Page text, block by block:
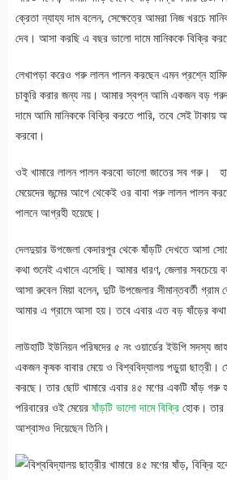
ক্রেতা ন্যায্য দাম বলেন, সেক্ষেত্রে আমরা নিজ খরচে
দেব। আসা করছি এ বছর ভালো দামে মানিককে বিক্রি
লেখাপড়া করেও গরু লালন পালন করছেন এমন প্রশ্নে
চাকুরি করার জন্য নয়। আমার স্বপ্ন আমি একজন বড়
দামে আমি মানিককে বিক্রি করতে পারি, তবে সেই টাকায়
করবো।
ওই খামারে লালন পালন করবো ভালো জাতের সব গরু।
মেয়েদের জন্মের আগে থেকেই ওর বাবা গরু লালন পালন
পালনে আগ্রহী হয়েছে।
দেলদুয়ার উপজেলা কেদারপুর থেকে ষাঁড়টি দেখতে আসা
কথা শুনেই এখানে এসেছি। আমার ধারণ, জেলার সবচেয়ে
আসা রুবেল মিয়া বলেন, দুটি উপজেলার সীমান্তবর্তী গ্রাম
আমার এ গ্রামে আসা হয়। তবে এবার এত বড় ষাঁড়ের কথা
লাউহাটি ইউনিয়ন পরিষদের ৫ নং ওয়ার্ডের ইউপি সদস্য
একজন কৃষক বাবার মেয়ে ও বিশ্ববিদ্যালয় পড়ুয়া ছাত্রী।
করছে। তার ছোট খামারে এবার ৪৫ মণের একটি ষাঁড় গরু
পরিবারের ওই মেয়ের ষাঁড়টি ভালো দামে বিক্রিহোক। তার
আশ্বাসও দিয়েছেন তিনি।